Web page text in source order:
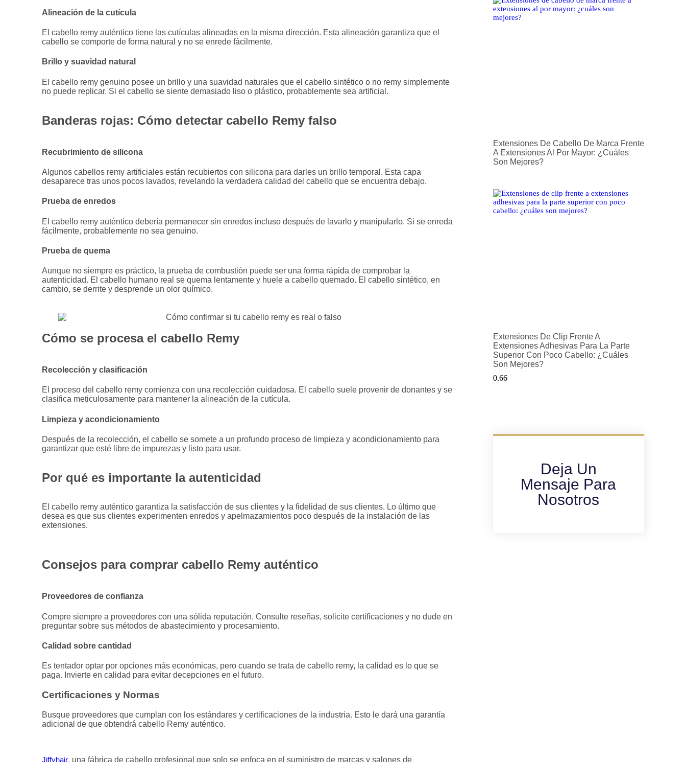
Alineación de la cutícula
El cabello remy auténtico tiene las cutículas alineadas en la misma dirección. Esta alineación garantiza que el
cabello se comporte de forma natural y no se enrede fácilmente.
Brillo y suavidad natural
El cabello remy genuino posee un brillo y una suavidad naturales que el cabello sintético o no remy simplemente
no puede replicar. Si el cabello se siente demasiado liso o plástico, probablemente sea artificial.
Banderas rojas: Cómo detectar cabello Remy falso
Recubrimiento de silicona
Algunos cabellos remy artificiales están recubiertos con silicona para darles un brillo temporal. Esta capa
desaparece tras unos pocos lavados, revelando la verdadera calidad del cabello que se encuentra debajo.
Prueba de enredos
El cabello remy auténtico debería permanecer sin enredos incluso después de lavarlo y manipularlo. Si se enreda
fácilmente, probablemente no sea genuino.
Prueba de quema
Aunque no siempre es práctico, la prueba de combustión puede ser una forma rápida de comprobar la
autenticidad. El cabello humano real se quema lentamente y huele a cabello quemado. El cabello sintético, en
cambio, se derrite y desprende un olor químico.
Cómo se procesa el cabello Remy
Recolección y clasificación
El proceso del cabello remy comienza con una recolección cuidadosa. El cabello suele provenir de donantes y se
clasifica meticulosamente para mantener la alineación de la cutícula.
Limpieza y acondicionamiento
Después de la recolección, el cabello se somete a un profundo proceso de limpieza y acondicionamiento para
garantizar que esté libre de impurezas y listo para usar.
Por qué es importante la autenticidad
El cabello remy auténtico garantiza la satisfacción de sus clientes y la fidelidad de sus clientes. Lo último que
desea es que sus clientes experimenten enredos y apelmazamientos poco después de la instalación de las
extensiones.
Consejos para comprar cabello Remy auténtico
Proveedores de confianza
Compre siempre a proveedores con una sólida reputación. Consulte reseñas, solicite certificaciones y no dude en
preguntar sobre sus métodos de abastecimiento y procesamiento.
Calidad sobre cantidad
Es tentador optar por opciones más económicas, pero cuando se trata de cabello remy, la calidad es lo que se
paga. Invierte en calidad para evitar decepciones en el futuro.
Certificaciones y Normas
Busque proveedores que cumplan con los estándares y certificaciones de la industria. Esto le dará una garantía
adicional de que obtendrá cabello Remy auténtico.
Jiffyhair, una fábrica de cabello profesional que solo se enfoca en el suministro de marcas y salones de
Extensiones De Cabello De Marca Frente
A Extensiones Al Por Mayor: ¿cuáles
Son Mejores?
Extensiones De Clip Frente A
Extensiones Adhesivas Para La Parte
Superior Con Poco Cabello: ¿cuáles
Son Mejores?
Deja Un
Mensaje Para
Nosotros